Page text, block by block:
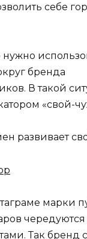
себе
бренда
В такой
«свой-
развивает
марки
Так бренд